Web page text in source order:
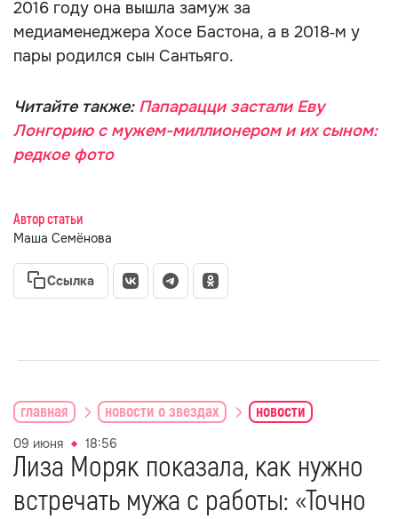
2016 году она вышла замуж за
медиаменеджера Хосе Бастона, а в 2018‑м у
пары родился сын Сантьяго.
Читайте также: Папарацци застали Еву
Лонгорию с мужем-миллионером и их сыном:
редкое фото
Автор статьи
Маша Семёнова
Ссылка
главная новости о звездах новости
09 июня 18:56
Лиза Моряк показала, как нужно
встречать мужа с работы: «Точно